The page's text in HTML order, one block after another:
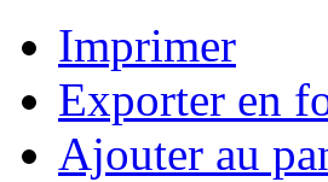
Imprimer
Exporter en
Ajouter au